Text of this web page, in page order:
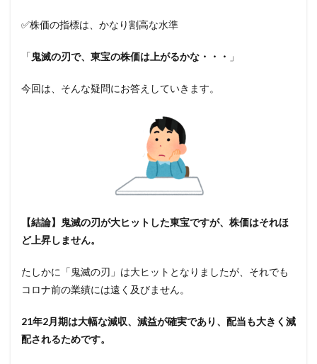
✅株価の指標は、かなり割高な水準
「 鬼滅の刃で、東宝の株価は上がるかな・・・ 」
今回は、そんな疑問にお答えしていきます。
【結論】鬼滅の刃が大ヒットした東宝ですが、株価はそれほ
ど上昇しません。
たしかに「鬼滅の刃」は大ヒットとなりましたが、それでも
コロナ前の業績には遠く及びません。
21年2月期は大幅な減収、減益が確実であり、配当も大きく減
配されるためです。